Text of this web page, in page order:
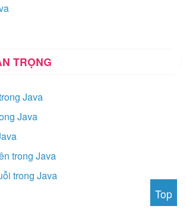
TRỌNG
Java
Java
trong Java
trong Java
Top